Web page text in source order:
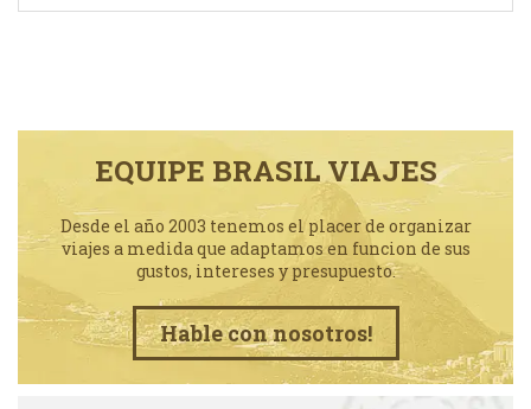
EQUIPE BRASIL VIAJES
Desde el año 2003 tenemos el placer de organizar
viajes a medida que adaptamos en funcion de sus
gustos, intereses y presupuesto.
Hable con nosotros!